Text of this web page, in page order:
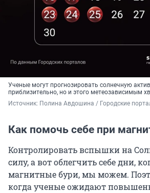
Ученые могут прогнозировать солнечную
приблизительно, но и этого метеозависимым
Источник: Полина Авдошина / Городские
Как помочь себе при
Контролировать вспышки на
силу, а вот облегчить себе дни,
магнитные бури, мы можем.
когда ученые ожидают